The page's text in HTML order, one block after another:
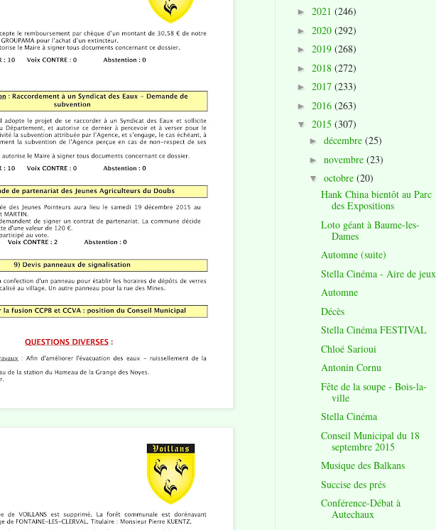
► 2021 (246)
► 2020 (292)
► 2019 (268)
► 2018 (272)
► 2017 (233)
► 2016 (263)
▼ 2015 (307)
► décembre (25)
► novembre (23)
▼ octobre (20)
Hank China bientôt au Parc
des Expositions
Loto géant à Baume-les-
Dames
Automne (suite)
Stella Cinéma - Aire de jeux
Automne
Décès
Stella Cinéma FESTIVAL
Chloé Sarioui
Antonin Cornu
Fête de la soupe - Bois-la-
ville
Stella Cinéma
Conseil Municipal du 18
septembre 2015
Musique des Balkans
Succise des prés
Conférence-Débat à
Autechaux